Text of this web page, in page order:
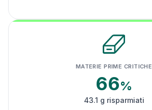
MATERIE PRIME CRITICHE
66%
43.1 g risparmiati